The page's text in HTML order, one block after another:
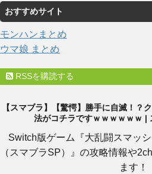
おすすめサイト
モンハンまとめ
ウマ娘 まとめ
RSSを購読する
【スマブラ】【驚愕】勝手に自滅！？
法がコチラですｗｗｗｗｗｗ |
Switch版ゲーム『大乱闘スマッ
（スマブラSP）』の攻略情報や
ます！